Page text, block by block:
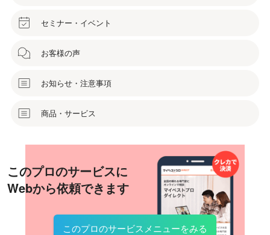
セミナー・イベント
お客様の声
お知らせ・注意事項
商品・サービス
このプロのサービスに
Webから依頼できます
このプロのサービスメニューをみる